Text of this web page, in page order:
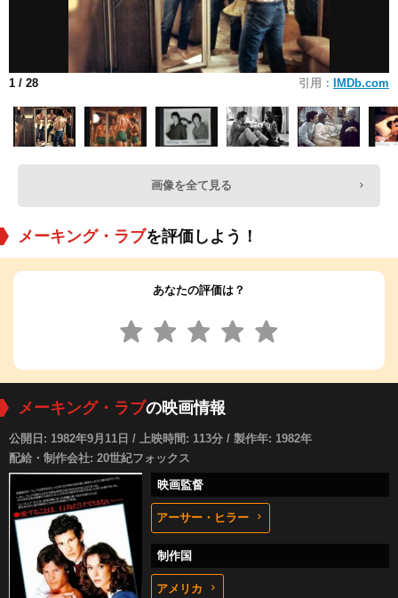
1 / 28 引用： IMDb.com
画像を全て見る
メーキング・ラブを評価しよう！
あなたの評価は？
メーキング・ラブの映画情報
公開日: 1982年9月11日 / 上映時間: 113分 / 製作年: 1982年
配給・制作会社: 20世紀フォックス
映画監督
アーサー・ヒラー
制作国
アメリカ